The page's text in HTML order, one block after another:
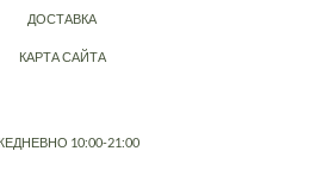
ДОСТАВКА
КАРТА САЙТА
10:00-21:00